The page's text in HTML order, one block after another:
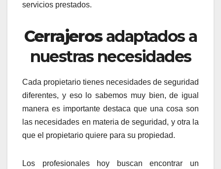
servicios prestados.
Cerrajerosadaptados a
nuestras necesidades
Cada propietario tienes necesidades de seguridad
diferentes, y eso lo sabemos muy bien, de igual
manera es importante destaca que una cosa son
las necesidades en materia de seguridad, y otra la
que el propietario quiere para su propiedad.
Los profesionales hoy buscan encontrar un